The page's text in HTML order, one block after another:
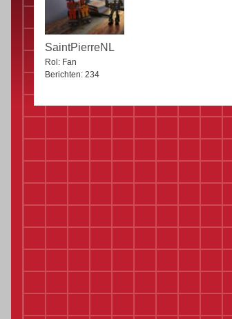
SaintPierreNL
Rol: Fan
Berichten: 234